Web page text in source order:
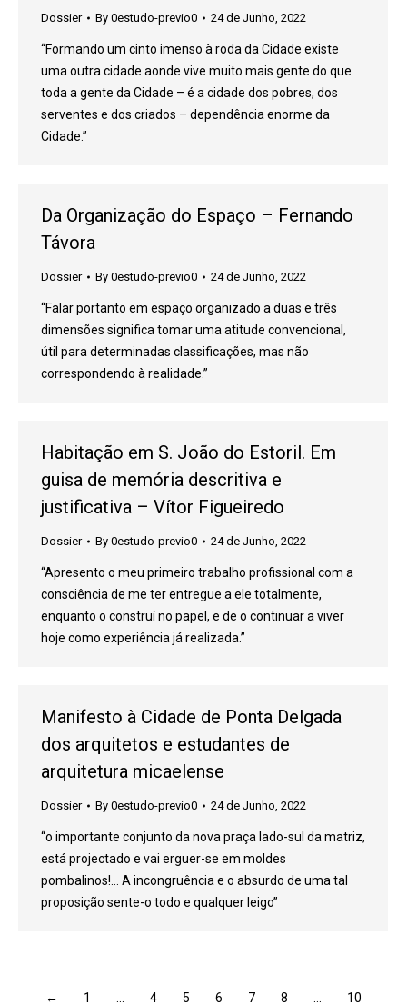
Dossier By 0estudo-previo0 24 de Junho, 2022
“Formando um cinto imenso à roda da Cidade existe
uma outra cidade aonde vive muito mais gente do que
toda a gente da Cidade – é a cidade dos pobres, dos
serventes e dos criados – dependência enorme da
Cidade.”
Da Organização do Espaço – Fernando
Távora
Dossier By 0estudo-previo0 24 de Junho, 2022
“Falar portanto em espaço organizado a duas e três
dimensões significa tomar uma atitude convencional,
útil para determinadas classificações, mas não
correspondendo à realidade.”
Habitação em S. João do Estoril. Em
guisa de memória descritiva e
justificativa – Vítor Figueiredo
Dossier By 0estudo-previo0 24 de Junho, 2022
“Apresento o meu primeiro trabalho profissional com a
consciência de me ter entregue a ele totalmente,
enquanto o construí no papel, e de o continuar a viver
hoje como experiência já realizada.”
Manifesto à Cidade de Ponta Delgada
dos arquitetos e estudantes de
arquitetura micaelense
Dossier By 0estudo-previo0 24 de Junho, 2022
“o importante conjunto da nova praça lado-sul da matriz,
está projectado e vai erguer-se em moldes
pombalinos!… A incongruência e o absurdo de uma tal
proposição sente-o todo e qualquer leigo”
← 1 4 5 6 7 8 10